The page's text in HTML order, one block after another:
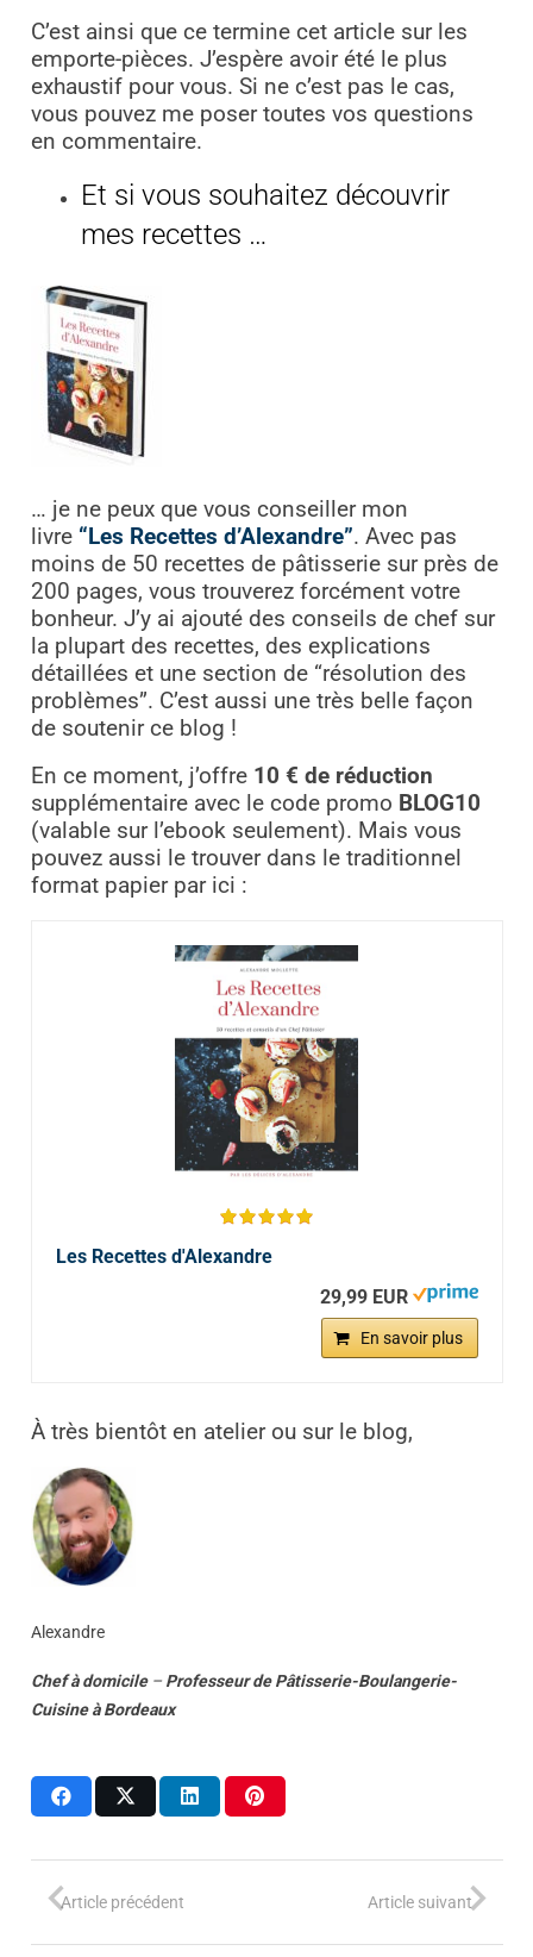
C’est ainsi que ce termine cet article sur les
emporte-pièces. J’espère avoir été le plus
exhaustif pour vous. Si ne c’est pas le cas,
vous pouvez me poser toutes vos questions
en commentaire.
Et si vous souhaitez découvrir
mes recettes …
… je ne peux que vous conseiller mon
livre “Les Recettes d’Alexandre”. Avec pas
moins de 50 recettes de pâtisserie sur près de
200 pages, vous trouverez forcément votre
bonheur. J’y ai ajouté des conseils de chef sur
la plupart des recettes, des explications
détaillées et une section de “résolution des
problèmes”. C’est aussi une très belle façon
de soutenir ce blog !
En ce moment, j’offre 10 € de réduction
supplémentaire avec le code promo BLOG10
(valable sur l’ebook seulement). Mais vous
pouvez aussi le trouver dans le traditionnel
format papier par ici :
Les Recettes d'Alexandre
29,99 EUR
En savoir plus
À très bientôt en atelier ou sur le blog,
Alexandre
Chef à domicile–Professeur de Pâtisserie-Boulangerie-
Cuisine à Bordeaux
Article précédent Article suivant